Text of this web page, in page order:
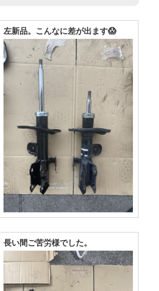
左新品。こんなに差が出ます😱
長い間ご苦労様でした。